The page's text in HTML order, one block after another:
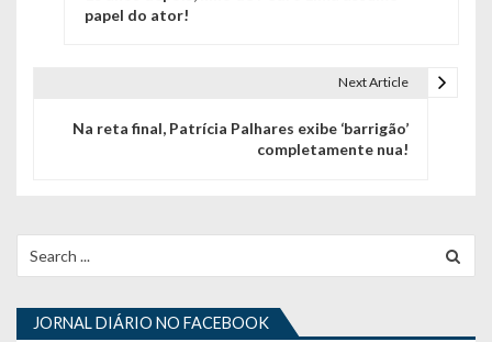
ã
o
d
papel do ator!
Next Article
Na reta final, Patrícia Palhares exibe ‘barrigão’
completamente nua!
for:
JORNAL DIÁRIO NO FACEBOOK